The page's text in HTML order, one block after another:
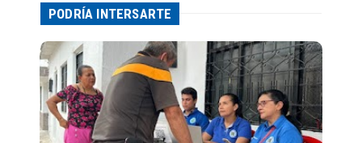
PODRÍA INTERSARTE